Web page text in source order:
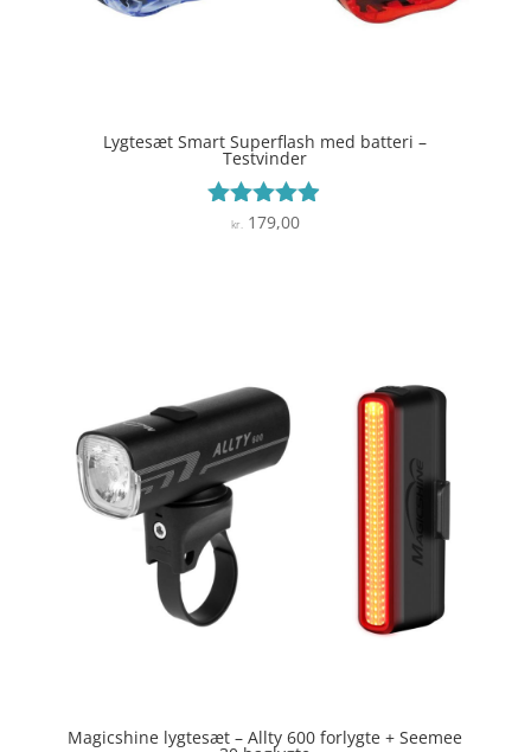
Lygtesæt Smart Superflash med batteri –
Testvinder
Vurderet
kr. 179,00
Magicshine lygtesæt – Allty 600 forlygte + Seemee